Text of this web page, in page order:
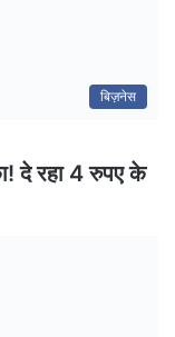
बिज़नेस
दे रहा 4 रुपए के